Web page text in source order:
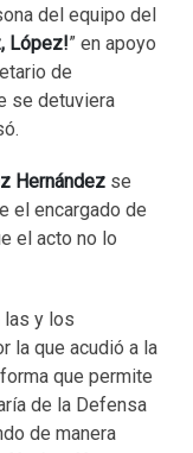
del equipo del
López!” en apoyo
de
se detuviera
Hernández se
el encargado de
el acto no lo
las y los
la que acudió a la
que permite
de la Defensa
de manera